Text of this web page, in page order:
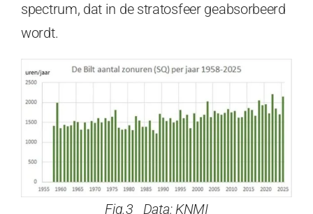
spectrum, dat in de stratosfeer geabsorbeerd
wordt.
Fig.3 Data: KNMI